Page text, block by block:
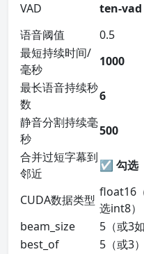
VAD
ten-vad
语音阈值
0.5
最短持续时间/
毫秒
1000
最长语音持续秒
数
6
静音分割持续毫
秒
500
合并过短字幕到
邻近
☑ 勾选
CUDA数据类型
float16
选int8）
beam_size
5（或3
best_of
5（或3）